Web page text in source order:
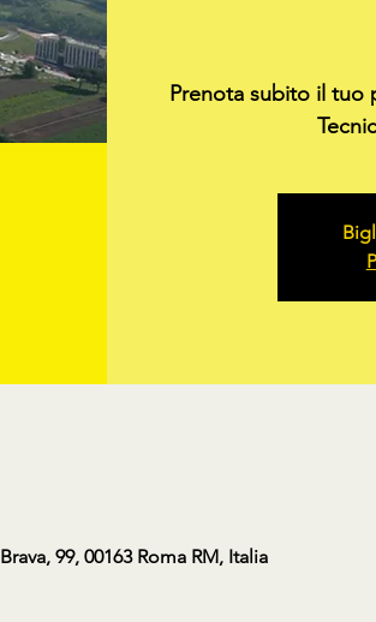
Prenota subito il tuo
99, 00163 Roma RM, Italia